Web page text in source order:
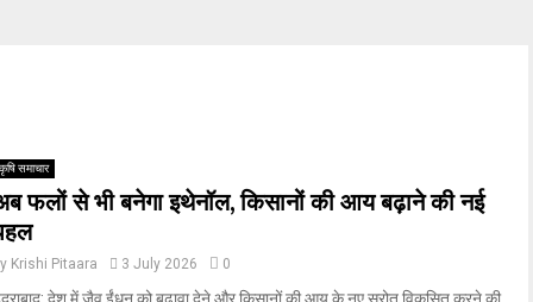
कृषि समाचार
फलों से भी बनेगा इथेनॉल, किसानों की आय बढ़ाने की नई
Krishi Pitaara 3 July 2026 0